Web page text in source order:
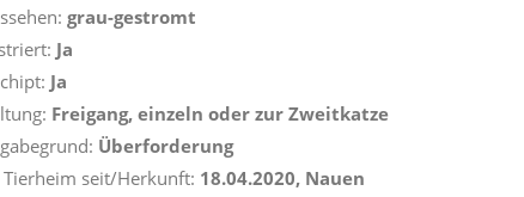
grau-gestromt
Ja
Ja
Freigang, einzeln oder zur Zweitkatze
Überforderung
seit/Herkunft: 18.04.2020, Nauen